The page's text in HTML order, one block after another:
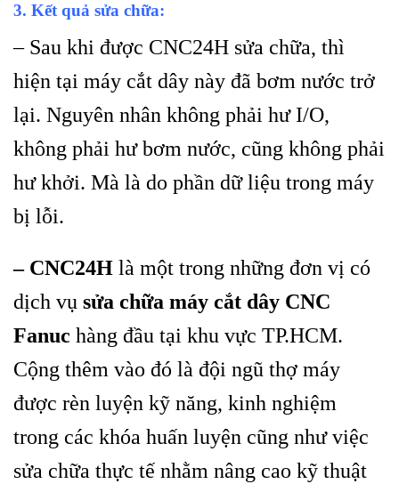
3. Kết quả sửa chữa:
– Sau khi được CNC24H sửa chữa, thì
hiện tại máy cắt dây này đã bơm nước trở
lại. Nguyên nhân không phải hư I/O,
không phải hư bơm nước, cũng không phải
hư khởi. Mà là do phần dữ liệu trong máy
bị lỗi.
– CNC24H là một trong những đơn vị có
dịch vụ sửa chữa máy cắt dây CNC
Fanuc hàng đầu tại khu vực TP.HCM.
Cộng thêm vào đó là đội ngũ thợ máy
được rèn luyện kỹ năng, kinh nghiệm
trong các khóa huấn luyện cũng như việc
sửa chữa thực tế nhằm nâng cao kỹ thuật